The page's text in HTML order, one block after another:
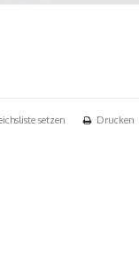
setzen Drucken